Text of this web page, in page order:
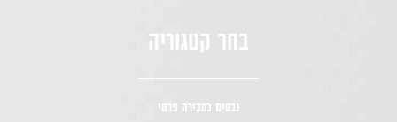
בחר קטגוריה
נכסים למכירה פרטי